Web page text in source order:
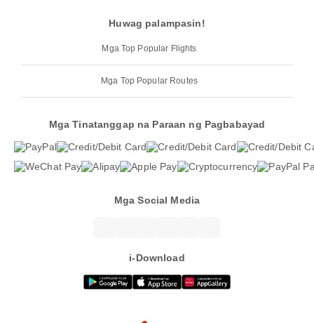
Huwag palampasin!
Mga Top Popular Flights
Mga Top Popular Routes
Mga Tinatanggap na Paraan ng Pagbabayad
Mga Social Media
i-Download